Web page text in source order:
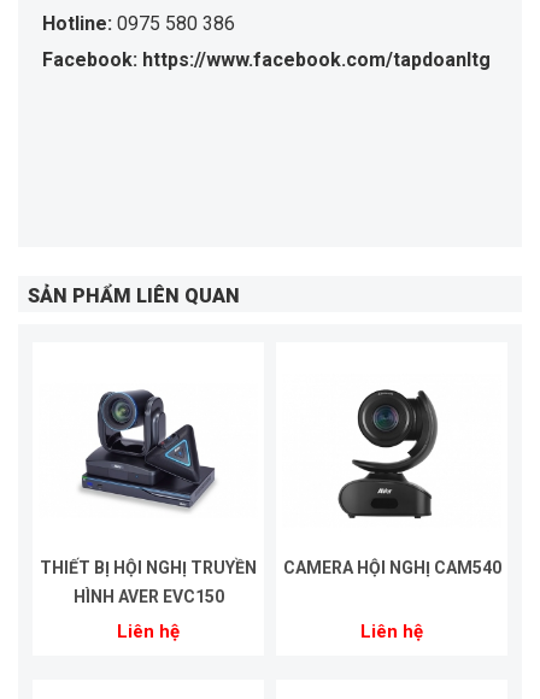
Hotline: 0975 580 386
Facebook: https://www.facebook.com/tapdoanltg
SẢN PHẨM LIÊN QUAN
THIẾT BỊ HỘI NGHỊ TRUYỀN
HÌNH AVER EVC150
Liên hệ
CAMERA HỘI NGHỊ CAM540
Liên hệ